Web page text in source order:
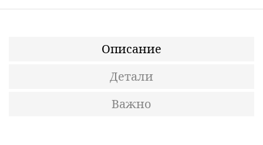
Описание
Детали
Важно